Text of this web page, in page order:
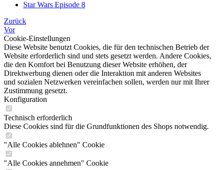
Star Wars Episode 8
Zurück
Vor
Cookie-Einstellungen
Diese Website benutzt Cookies, die für den technischen Betrieb der
Website erforderlich sind und stets gesetzt werden. Andere Cookies,
die den Komfort bei Benutzung dieser Website erhöhen, der
Direktwerbung dienen oder die Interaktion mit anderen Websites
und sozialen Netzwerken vereinfachen sollen, werden nur mit Ihrer
Zustimmung gesetzt.
Konfiguration
Technisch erforderlich
Diese Cookies sind für die Grundfunktionen des Shops notwendig.
"Alle Cookies ablehnen" Cookie
"Alle Cookies annehmen" Cookie